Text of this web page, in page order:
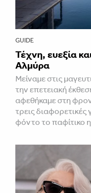
GUIDE
Τέχνη, ευεξία
Αλμύρα
Μείναμε στις
την επετειακή
αφεθήκαμε στη
τρεις διαφορετικές
φόντο το παφίτικο